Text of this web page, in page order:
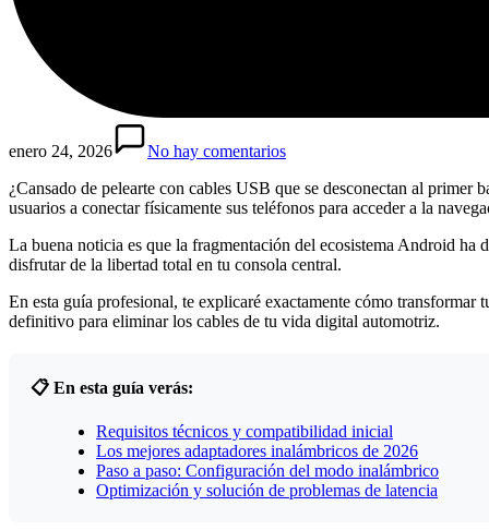
enero 24, 2026
No hay comentarios
¿Cansado de pelearte con cables USB que se desconectan al
usuarios a conectar físicamente sus teléfonos para acceder a la
La buena noticia es que la fragmentación del ecosistema Android ha
disfrutar de la libertad total en tu consola central.
En esta guía profesional, te explicaré exactamente cómo
definitivo para eliminar los cables de tu vida digital automotriz.
📋 En esta guía verás:
Requisitos técnicos y compatibilidad inicial
Los mejores adaptadores inalámbricos de 2026
Paso a paso: Configuración del modo inalámbrico
Optimización y solución de problemas de latencia